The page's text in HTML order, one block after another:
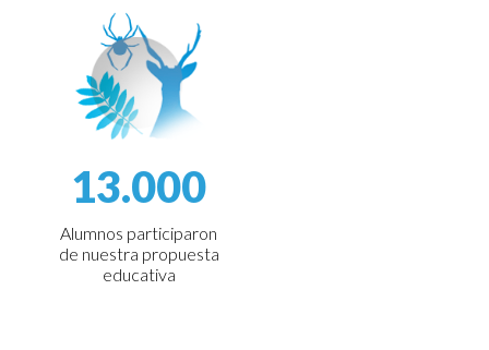
13.000
Alumnos participaron
de nuestra propuesta
educativa